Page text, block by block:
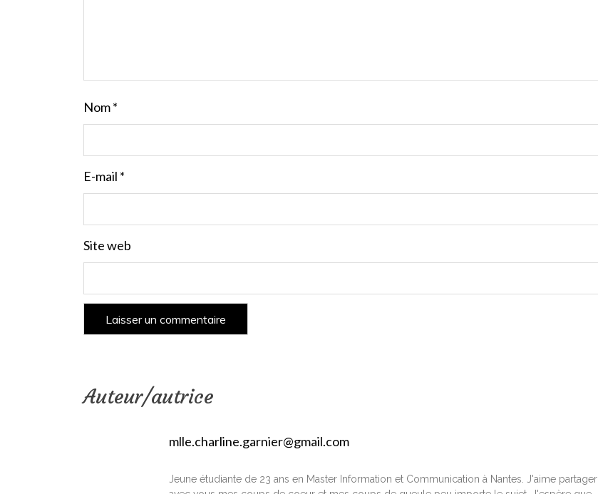
Nom*
E-mail *
Site web
Auteur/autrice
mlle.charline.garnier@gmail.com
Jeune étudiante de 23 ans en Master Information et Communication à Nantes. J'aime partager